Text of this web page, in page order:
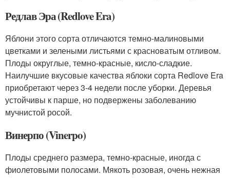
Редлав Эра (Redlove Era)
Яблони этого сорта отличаются темно-малиновыми
цветками и зелеными листьями с красноватым отливом.
Плоды округлые, темно-красные, кисло-сладкие.
Наилучшие вкусовые качества яблоки сорта Redlove Era
приобретают через 3-4 недели после уборки. Деревья
устойчивы к парше, но подвержены заболеванию
мучнистой росой.
Винерпо (Vinerpo)
Плоды среднего размера, темно-красные, иногда с
фиолетовыми полосами. Мякоть розовая, очень нежная